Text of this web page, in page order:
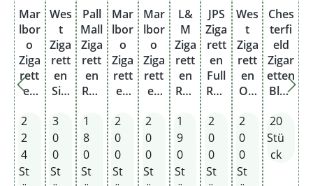
Mar
lbor
o
Ziga
rett
en
d
2XL
Sta
nge
2
2
4
St
Wes
t
Ziga
rett
en
Silv
5XL
Sta
nge
3
0
0
St
Pall
Mall
Ziga
rett
en
Red
cule
s
Sta
nge
1
8
0
St
Mar
lbor
o
Ziga
rett
en
d
Lon
g
Ori
gina
2
0
0
St
Mar
lbor
o
Ziga
rett
en
te
Ori
gina
l
Pac
2
0
0
St
L&
M
Ziga
rett
en
Red
el
4XL
Sta
nge
1
9
0
St
JPS
Ziga
rett
en
Full
Red
Sta
nge
2
0
0
St
Wes
t
Ziga
rett
en
Ori
Red
2XL
Sta
nge
2
0
0
St
Ches
terfi
eld
Zigar
etten
Blue
nal
Pack
20
Stü
ck